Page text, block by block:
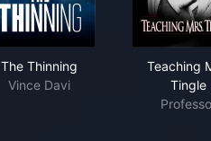
The Thinning
Vince Davi
Teaching
Tingle